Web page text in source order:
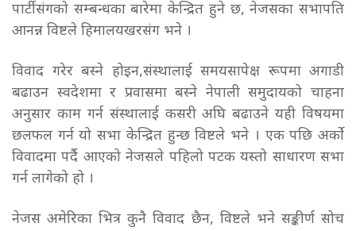
पार्टीसंगको सम्बन्धका बारेमा केन्द्रित हुने छ, नेजसका सभापति
आनन्न विष्टले हिमालयखरसंग भने ।
विवाद गरेर बस्ने होइन,संस्थालाई समयसापेक्ष रूपमा अगाडी
बढाउन स्वदेशमा र प्रवासमा बस्ने नेपाली समुदायको चाहना
अनुसार काम गर्न संस्थालाई कसरी अघि बढाउने यही विषयमा
छलफल गर्न यो सभा केन्द्रित हुन्छ विष्टले भने । एक पछि अर्को
विवादमा पर्दै आएको नेजसले पहिलो पटक यस्तो साधारण सभा
गर्न लागेको हो ।
नेजस अमेरिका भित्र कुनै विवाद छैन, विष्टले भने सङ्कीर्ण सोच